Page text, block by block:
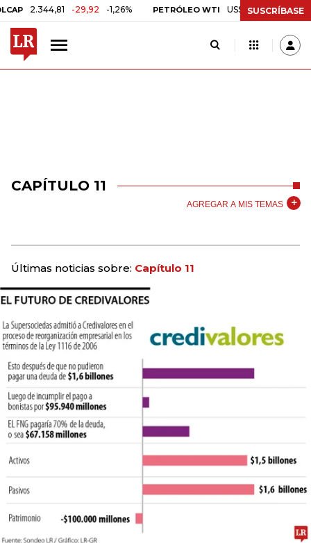
2.344,81 -29,92 -1,26% PETRÓLEO WTI US$ 75,09 -US$ 0,24 -
SUSCRÍBASE
CAPÍTULO 11
AGREGAR A MIS TEMAS
Últimas noticias sobre: Capítulo 11